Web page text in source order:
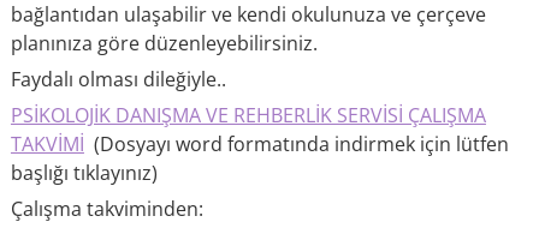
bağlantıdan ulaşabilir ve kendi okulunuza ve çerçeve
planınıza göre düzenleyebilirsiniz.
Faydalı olması dileğiyle..
PSİKOLOJİK DANIŞMA VE REHBERLİK SERVİSİ ÇALIŞMA
TAKVİMİ (Dosyayı word formatında indirmek için lütfen
başlığı tıklayınız)
Çalışma takviminden: